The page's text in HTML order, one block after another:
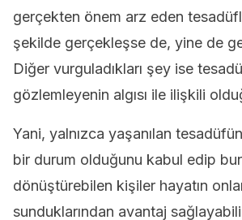
gerçekten önem arz eden
şekilde gerçekleşse de, yine de
Diğer vurguladıkları şey ise
gözlemleyenin algısı ile ilişkili
Yani, yalnızca yaşanılan
bir durum olduğunu kabul edip
dönüştürebilen kişiler hayatın
sunduklarından avantaj